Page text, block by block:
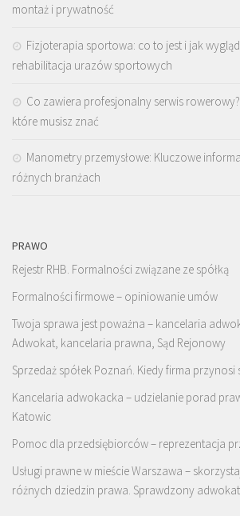
montaż i prywatność
Fizjoterapia sportowa: co to jest i jak
rehabilitacja urazów sportowych
Co zawiera profesjonalny serwis rowerowy?
które musisz znać
Manometry przemysłowe: Kluczowe
różnych branżach
PRAWO
Rejestr RHB. Formalności związane ze spółką
Formalności firmowe – opiniowanie umów
Twoja sprawa jest poważna – kancelaria
Adwokat, kancelaria prawna, Sąd Rejonowy
Sprzedaż spółek Poznań. Kiedy firma przynosi
Kancelaria adwokacka – udzielanie porad
Katowic
Pomoc dla przedsiębiorców – reprezentacja
Usługi prawne w mieście Warszawa –
różnych dziedzin prawa. Sprawdzony adwokat